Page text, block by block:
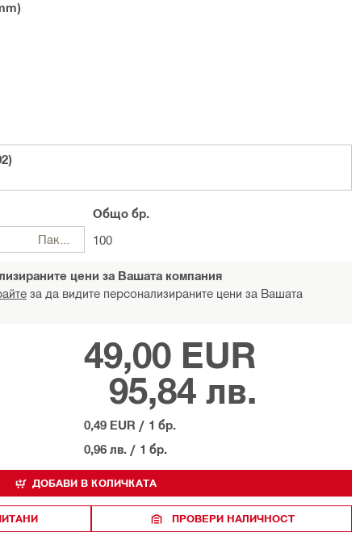
Общо бр.
100
цени за Вашата компания
за да видите персонализираните цени за Вашата
49,00 EUR
95,84 лв.
0,49 EUR / 1 бр.
0,96 лв. / 1 бр.
ДОБАВИ В КОЛИЧКАТА
ПРОВЕРИ НАЛИЧНОСТ